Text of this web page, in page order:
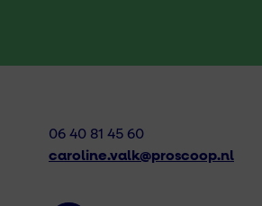
06 40 81 45 60
caroline.valk@proscoop.nl